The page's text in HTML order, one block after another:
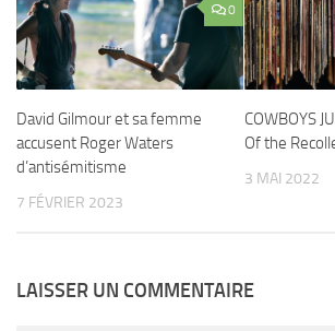
0
David Gilmour et sa femme
accusent Roger Waters
d’antisémitisme
7 FÉVRIER 2023
COWBOYS
Of the
3 MAI 2022
LAISSER UN COMMENTAIRE